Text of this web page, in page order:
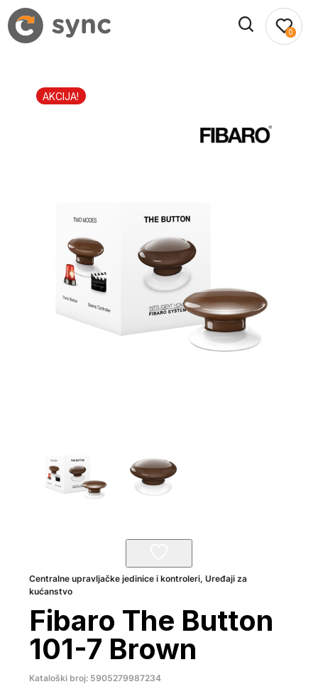
0
AKCIJA!
Centralne upravljačke jedinice i kontroleri,Uređaji za
kućanstvo
Fibaro The Button
101-7 Brown
Kataloški broj: 5905279987234